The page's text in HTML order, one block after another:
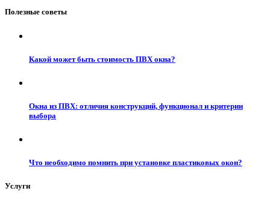
Полезные советы
Какой может быть стоимость ПВХ окна?
Окна из ПВХ: отличия конструкций, функционал и критерии
выбора
Что необходимо помнить при установке пластиковых окон?
Услуги